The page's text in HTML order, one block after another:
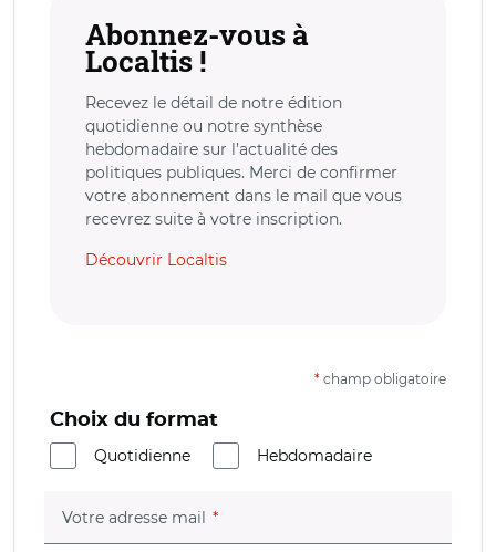
Abonnez-vous à
Localtis !
Recevez le détail de notre édition
quotidienne ou notre synthèse
hebdomadaire sur l’actualité des
politiques publiques. Merci de confirmer
votre abonnement dans le mail que vous
recevrez suite à votre inscription.
Découvrir Localtis
* champ obligatoire
Choix du format
Quotidienne
Hebdomadaire
Votre adresse mail (champ obligatoire)